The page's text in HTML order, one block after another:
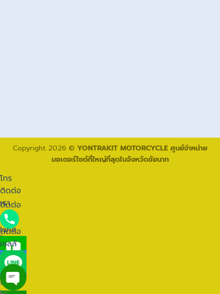
Copyright 2026 © YONTRAKIT MOTORCYCLE ศูนย์จำหน่าย
มอเตอร์ไซต์ที่ใหญ่ที่สุดในจังหวัดชัยนาท
โทร
ติดต่อ
เรา
โทร
ติดต่อ
เรา
ติดต่อ
ทาง
Line
ติดต่อ
ทาง
ติดต่อ
เซลล์
ติดต่อ